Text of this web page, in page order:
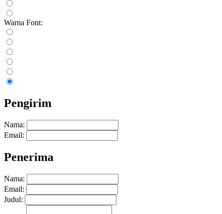
Warna Font:
Pengirim
Nama:
Email:
Penerima
Nama:
Email:
Judul: